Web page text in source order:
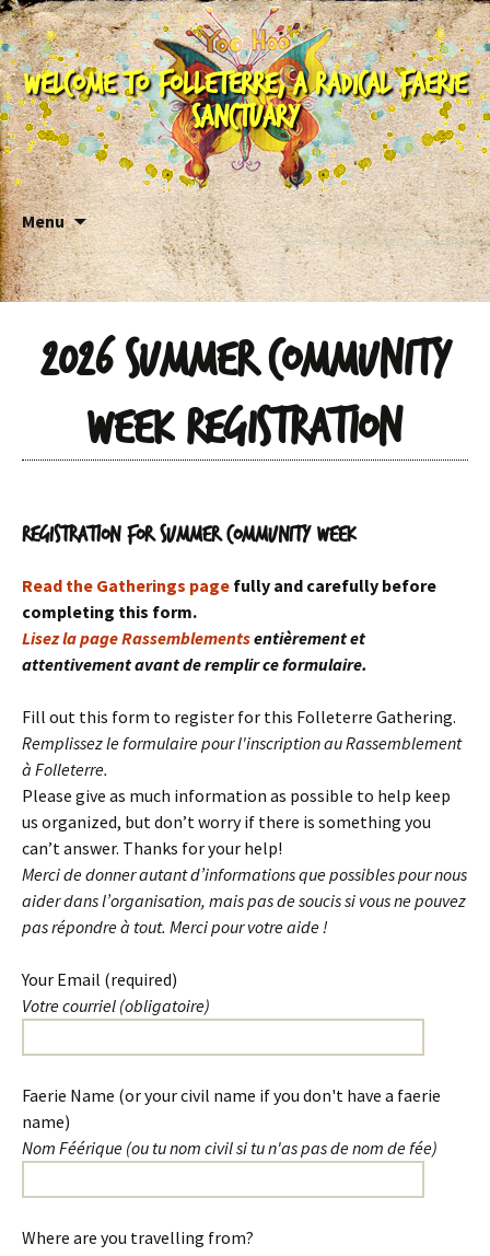
Welcome to Folleterre, a Radical Faerie
Sanctuary
Menu
Skip to content
2026 Summer Community
Week Registration
Registration for Summer Community Week
Read the Gatherings page fully and carefully before
completing this form.
Lisez la page Rassemblementsentièrement et
attentivement avant de remplir ce formulaire.
Fill out this form to register for this Folleterre Gathering.
Remplissez le formulaire pour l'inscription au Rassemblement
à Folleterre.
Please give as much information as possible to help keep
us organized, but don’t worry if there is something you
can’t answer. Thanks for your help!
Merci de donner autant d’informations que possibles pour nous
aider dans l’organisation, mais pas de soucis si vous ne pouvez
pas répondre à tout. Merci pour votre aide !
Your Email (required)
Votre courriel (obligatoire)
Please leave this field empty.
Faerie Name (or your civil name if you don't have a faerie
name)
Nom Féérique (ou tu nom civil si tu n'as pas de nom de fée)
Where are you travelling from?